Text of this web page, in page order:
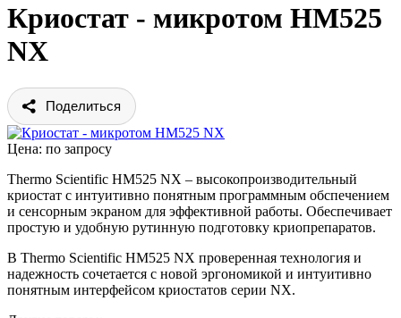
Криостат - микротом HM525
NX
Поделиться
Цена: по запросу
Thermo Scientific HM525 NX – высокопроизводительный
криостат с интуитивно понятным программным обспечением
и сенсорным экраном для эффективной работы. Обеспечивает
простую и удобную рутинную подготовку криопрепаратов.
В Thermo Scientific HM525 NX проверенная технология и
надежность сочетается с новой эргономикой и интуитивно
понятным интерфейсом криостатов серии NX.